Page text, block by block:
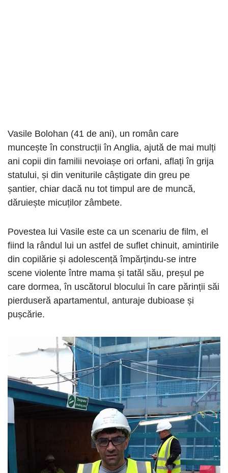
Vasile Bolohan (41 de ani), un român care
muncește în construcții în Anglia, ajută de mai mulți
ani copii din familii nevoiașe ori orfani, aflați în grija
statului, și din veniturile câștigate din greu pe
șantier, chiar dacă nu tot timpul are de muncă,
dăruiește micuților zâmbete.
Povestea lui Vasile este ca un scenariu de film, el
fiind la rândul lui un astfel de suflet chinuit, amintirile
din copilărie și adolescență împărțindu-se intre
scene violente între mama și tatăl său, preșul pe
care dormea, în uscătorul blocului în care părinții săi
pierduseră apartamentul, anturaje dubioase și
pușcărie.